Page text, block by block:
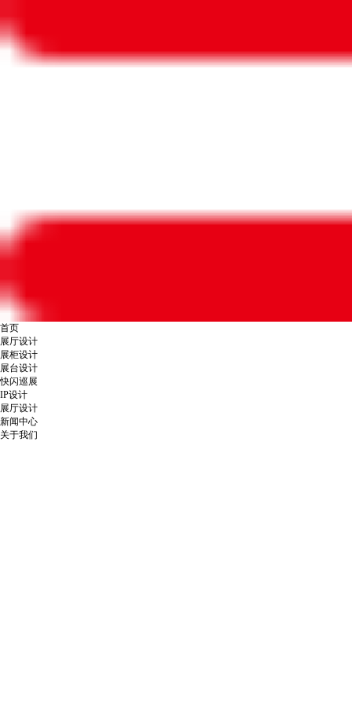
首页
展厅设计
展柜设计
展台设计
快闪巡展
IP设计
展厅设计
新闻中心
关于我们